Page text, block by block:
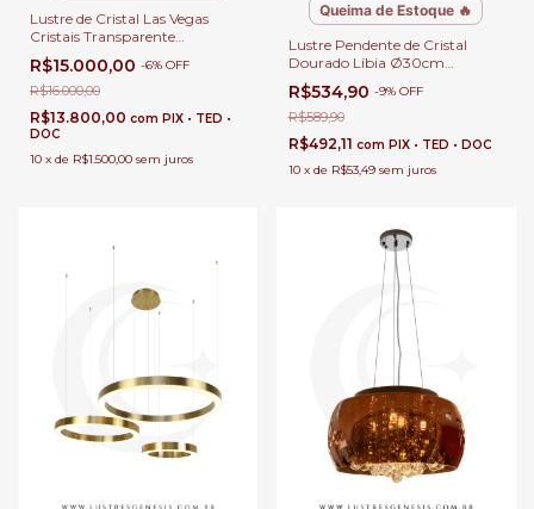
Lustre de Cristal Las Vegas
Cristais Transparente
Ø120x180 para Casas com Pé
Direito Duplo e Buffet
R$15.000,00 -6% OFF
R$16.000,00
R$13.800,00 com PIX • TED •
DOC
10 x de R$1.500,00 sem juros
Queima de Estoque 🔥
Lustre Pendente de Cristal
Dourado Líbia Ø30cm
Contemporâneo Para Sala de
Jantar e Estar
R$534,90 -9% OFF
R$589,90
R$492,11 com PIX • TED • DOC
10 x de R$53,49 sem juros